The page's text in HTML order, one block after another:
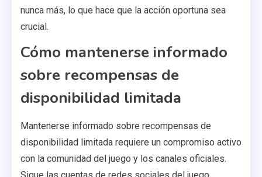
nunca más, lo que hace que la acción oportuna sea
crucial.
Cómo mantenerse informado
sobre recompensas de
disponibilidad limitada
Mantenerse informado sobre recompensas de
disponibilidad limitada requiere un compromiso activo
con la comunidad del juego y los canales oficiales.
Sigue las cuentas de redes sociales del juego,